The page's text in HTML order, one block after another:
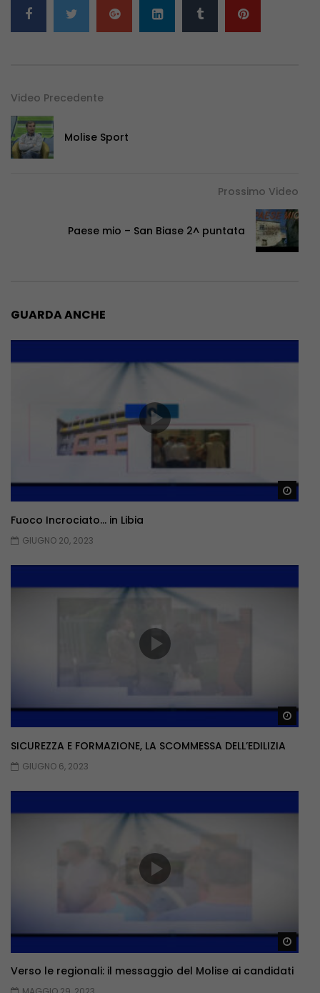
Video Precedente
Molise Sport
Prossimo Video
Paese mio – San Biase 2^ puntata
GUARDA ANCHE
Fuoco Incrociato… in Libia
GIUGNO 20, 2023
SICUREZZA E FORMAZIONE, LA SCOMMESSA DELL’EDILIZIA
GIUGNO 6, 2023
Verso le regionali: il messaggio del Molise ai candidati